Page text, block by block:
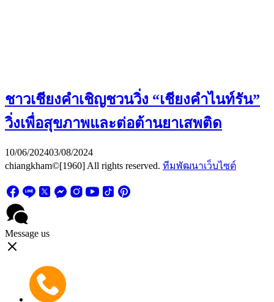
ชาวเชียงคำเชิญชวนวิ่ง “เชียงคำไนท์รัน”
วิ่งเพื่อสุขภาพและต่อต้านยาเสพติด
10/06/202403/08/2024
chiangkham©[1960] All rights reserved. ทีมพัฒนาเว็บไซต์
Message us